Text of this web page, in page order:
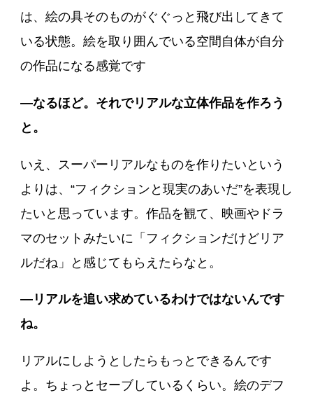
は、絵の具そのものがぐぐっと飛び出してきて
いる状態。絵を取り囲んでいる空間自体が自分
の作品になる感覚です
―なるほど。それでリアルな立体作品を作ろう
と。
いえ、スーパーリアルなものを作りたいという
よりは、“フィクションと現実のあいだ”を表現し
たいと思っています。作品を観て、映画やドラ
マのセットみたいに「フィクションだけどリア
ルだね」と感じてもらえたらなと。
―リアルを追い求めているわけではないんです
ね。
リアルにしようとしたらもっとできるんです
よ。ちょっとセーブしているくらい。絵のデフ